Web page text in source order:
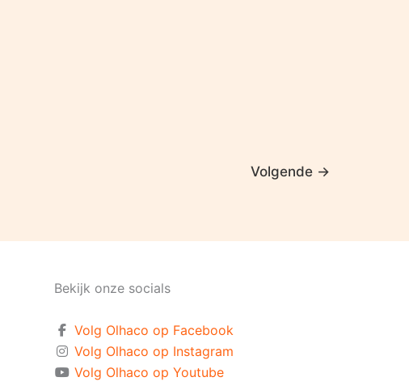
Volgende →
Bekijk onze socials
Volg Olhaco op Facebook
Volg Olhaco op Instagram
Volg Olhaco op Youtube